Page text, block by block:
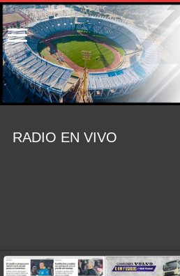
RADIO EN VIVO